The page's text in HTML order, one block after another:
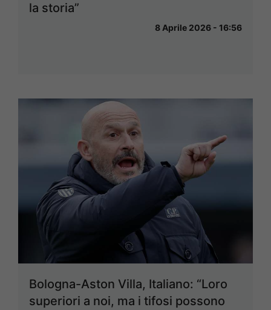
la storia”
8 Aprile 2026 - 16:56
Bologna-Aston Villa, Italiano: “Loro
superiori a noi, ma i tifosi possono